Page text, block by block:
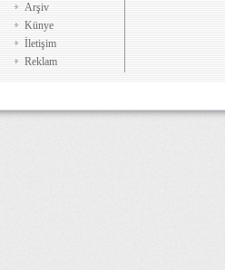
Arşiv
Künye
İletişim
Reklam